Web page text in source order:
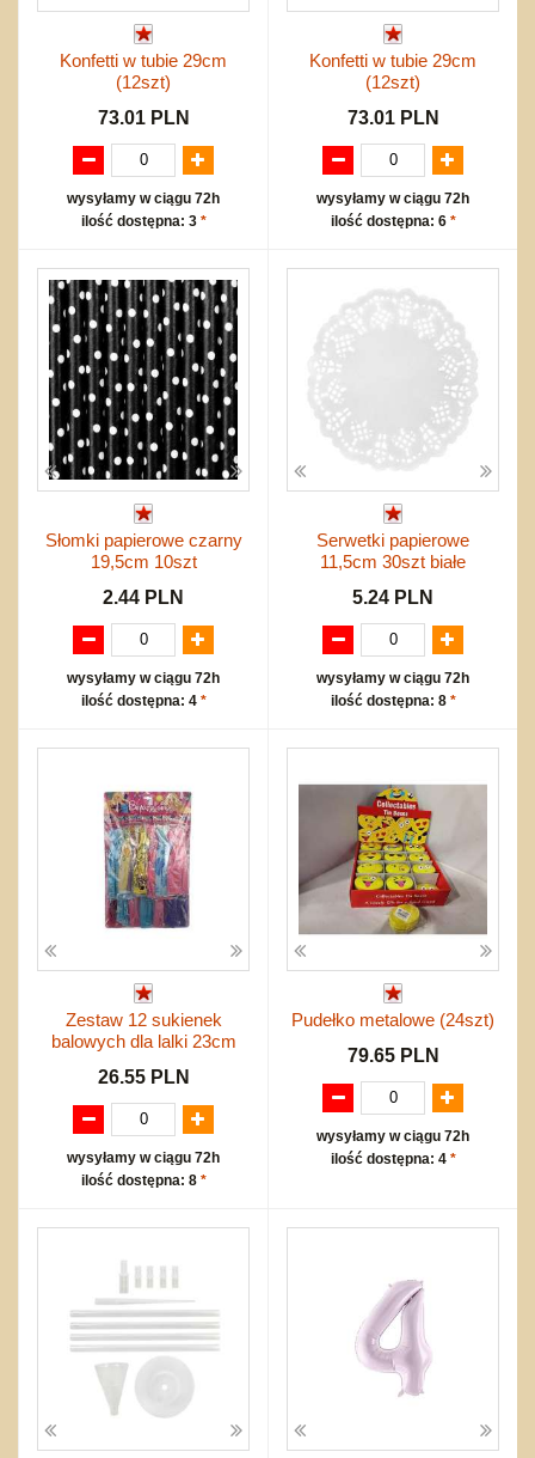
Konfetti w tubie 29cm
(12szt)
73.01 PLN
wysyłamy w ciągu 72h
ilość dostępna: 3 *
Konfetti w tubie 29cm
(12szt)
73.01 PLN
wysyłamy w ciągu 72h
ilość dostępna: 6 *
Słomki papierowe czarny
19,5cm 10szt
2.44 PLN
wysyłamy w ciągu 72h
ilość dostępna: 4 *
Serwetki papierowe
11,5cm 30szt białe
5.24 PLN
wysyłamy w ciągu 72h
ilość dostępna: 8 *
Zestaw 12 sukienek
balowych dla lalki 23cm
26.55 PLN
wysyłamy w ciągu 72h
ilość dostępna: 8 *
Pudełko metalowe (24szt)
79.65 PLN
wysyłamy w ciągu 72h
ilość dostępna: 4 *